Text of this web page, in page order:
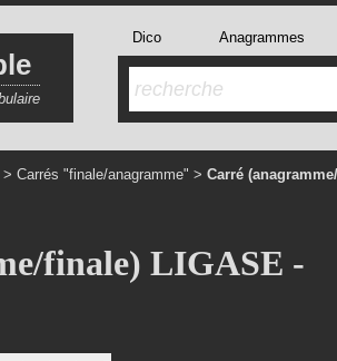
Dico Anagrammes
> Carrés "finale/anagramme" > Carré
finale) LIGASE -